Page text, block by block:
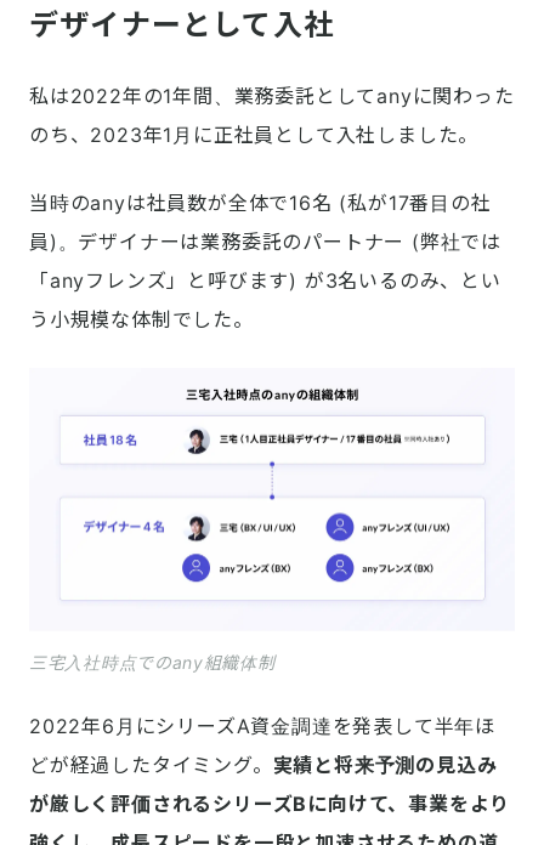
デザイナーとして入社
私は2022年の1年間、業務委託としてanyに関わった
のち、2023年1月に正社員として入社しました。
当時のanyは社員数が全体で16名 (私が17番目の社
員)。デザイナーは業務委託のパートナー (弊社では
「anyフレンズ」と呼びます) が3名いるのみ、とい
う小規模な体制でした。
三宅入社時点でのany組織体制
2022年6月にシリーズA資金調達を発表して半年ほ
どが経過したタイミング。 実績と将来予測の見込み
が厳しく評価されるシリーズBに向けて、事業をより